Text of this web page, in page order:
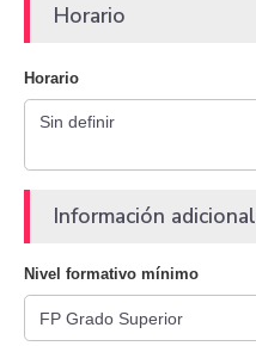
Horario
Horario
Información adicional
Nivel formativo mínimo